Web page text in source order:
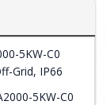
5KW-C0
Grid, IP66
5KW-C0